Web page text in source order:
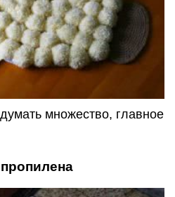
множество, главное